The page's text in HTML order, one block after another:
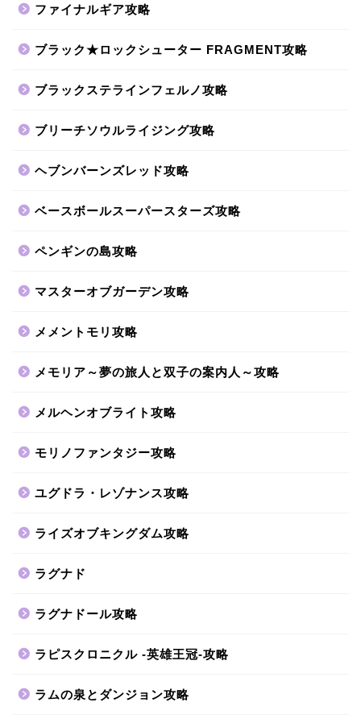
ファイナルギア攻略
ブラック★ロックシューター FRAGMENT攻略
ブラックステラインフェルノ攻略
ブリーチソウルライジング攻略
ヘブンバーンズレッド攻略
ベースボールスーパースターズ攻略
ペンギンの島攻略
マスターオブガーデン攻略
メメントモリ攻略
メモリア～夢の旅人と双子の案内人～攻略
メルヘンオブライト攻略
モリノファンタジー攻略
ユグドラ・レゾナンス攻略
ライズオブキングダム攻略
ラグナド
ラグナドール攻略
ラピスクロニクル -英雄王冠-攻略
ラムの泉とダンジョン攻略